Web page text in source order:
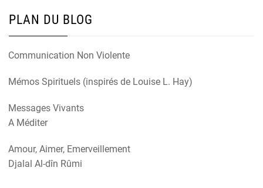
PLAN DU BLOG
Communication Non Violente
Mémos Spirituels (inspirés de Louise L. Hay)
Messages Vivants
A Méditer
Amour, Aimer, Emerveillement
Djalal Al-dîn Rûmi